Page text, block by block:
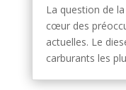
La question de
cœur des
actuelles. Le
carburants les